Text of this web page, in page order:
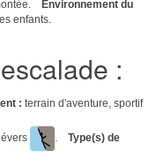
Environnement du
enfants.
:
: terrain d'aventure, sportif
. Type(s) de